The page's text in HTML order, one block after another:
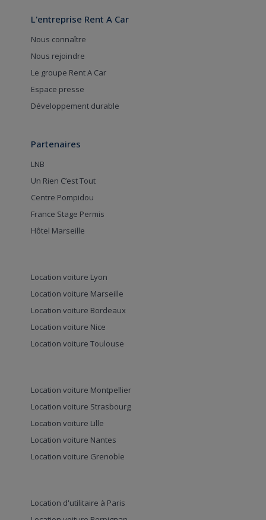
L'entreprise Rent A Car
Nous connaître
Nous rejoindre
Le groupe Rent A Car
Espace presse
Développement durable
Partenaires
LNB
Un Rien C’est Tout
Centre Pompidou
France Stage Permis
Hôtel Marseille
Location voiture Lyon
Location voiture Marseille
Location voiture Bordeaux
Location voiture Nice
Location voiture Toulouse
Location voiture Montpellier
Location voiture Strasbourg
Location voiture Lille
Location voiture Nantes
Location voiture Grenoble
Location d'utilitaire à Paris